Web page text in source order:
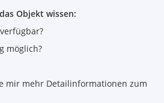
Objekt wissen:
möglich?
mir mehr Detailinformationen zum